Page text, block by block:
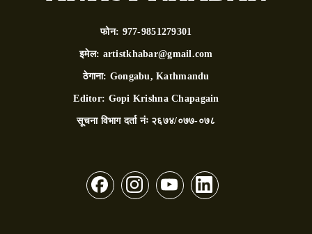
फोन: 977-9851279301
इमेल: artistkhabar@gmail.com
ठेगाना: Gongabu, Kathmandu
Editor: Gopi Krishna Chapagain
सूचना विभाग दर्ता नंः २६७४/०७७-०७८